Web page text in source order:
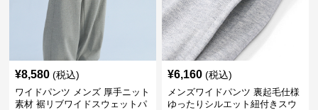
¥8,580 (税込)
ワイドパンツ メンズ 厚手ニット
素材 裾リブワイドスウェットパ
¥6,160 (税込)
メンズワイドパンツ 裏起毛仕様
ゆったりシルエット紐付きスウ